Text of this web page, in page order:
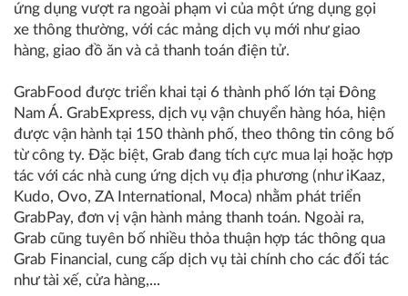
ứng dụng vượt ra ngoài phạm vi của một ứng dụng gọi
xe thông thường, với các mảng dịch vụ mới như giao
hàng, giao đồ ăn và cả thanh toán điện tử.
GrabFood được triển khai tại 6 thành phố lớn tại Đông
Nam Á. GrabExpress, dịch vụ vận chuyển hàng hóa, hiện
được vận hành tại 150 thành phố, theo thông tin công bố
từ công ty. Đặc biệt, Grab đang tích cực mua lại hoặc hợp
tác với các nhà cung ứng dịch vụ địa phương (như iKaaz,
Kudo, Ovo, ZA International, Moca) nhằm phát triển
GrabPay, đơn vị vận hành mảng thanh toán. Ngoài ra,
Grab cũng tuyên bố nhiều thỏa thuận hợp tác thông qua
Grab Financial, cung cấp dịch vụ tài chính cho các đối tác
như tài xế, cửa hàng,...